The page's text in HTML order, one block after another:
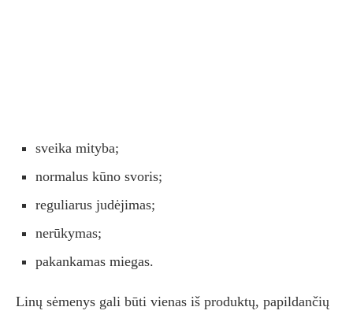
sveika mityba;
normalus kūno svoris;
reguliarus judėjimas;
nerūkymas;
pakankamas miegas.
Linų sėmenys gali būti vienas iš produktų, papildančių